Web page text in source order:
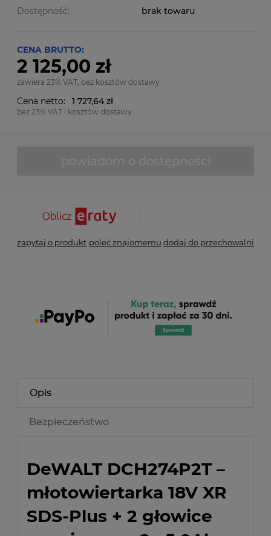
Dostępność:
brak towaru
CENA BRUTTO:
2 125,00 zł
zawiera 23% VAT, bez kosztów dostawy
Cena netto: 1 727,64 zł
bez 23% VAT i kosztów dostawy
zapytaj o produkt poleć znajomemu dodaj do przechowalni
Opis
Bezpieczeństwo
DeWALT DCH274P2T –
młotowiertarka 18V XR
SDS-Plus + 2 głowice